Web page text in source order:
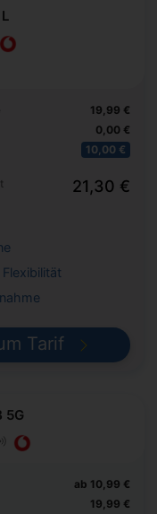
19,99 €
0,00 €
10,00 €
21,30 €
Tarif
5G
ab 10,99 €
19,99 €